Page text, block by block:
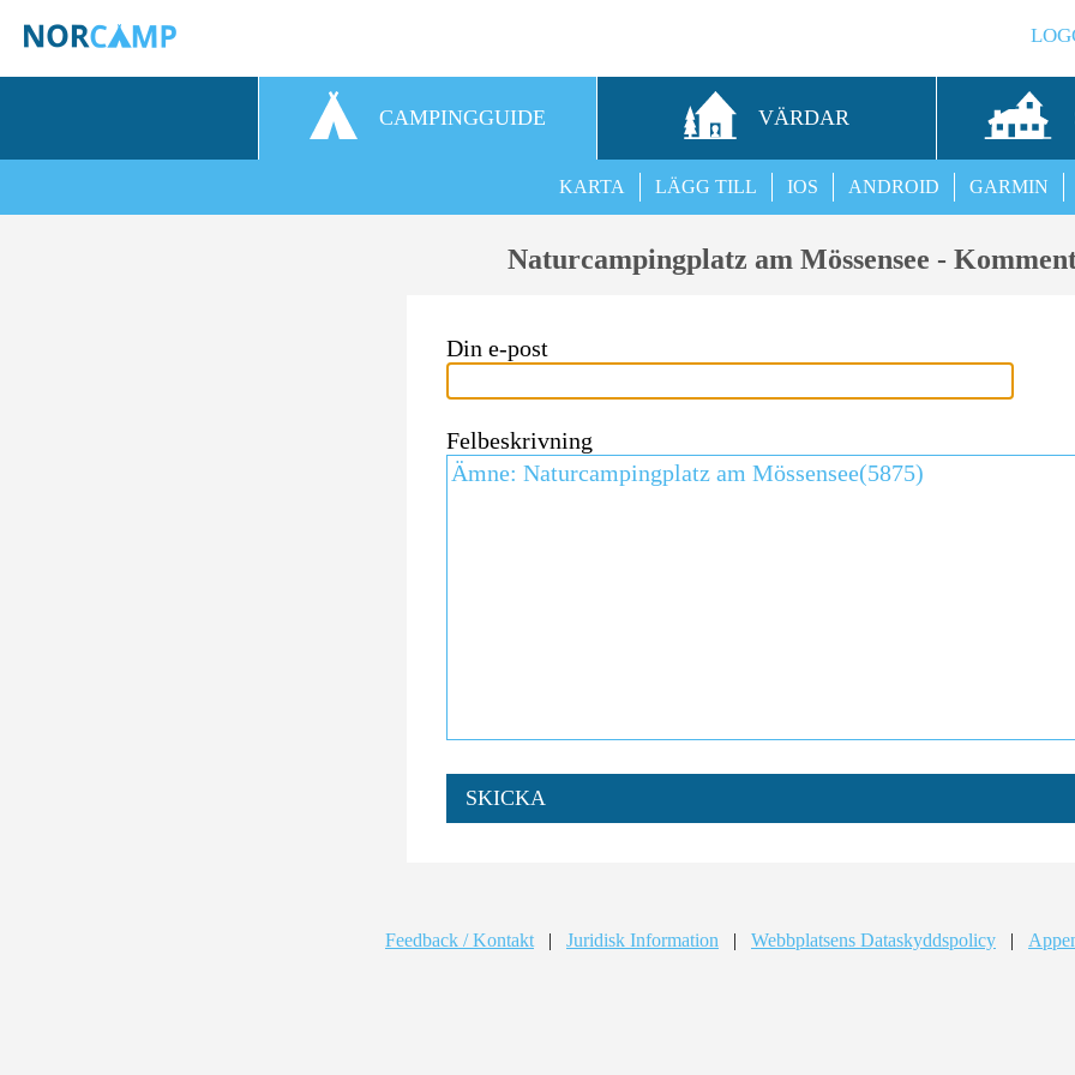
CAMPINGGUIDE VÄRDAR
GARMIN
ANDROID
IOS
LÄGG TILL
KARTA
Naturcampingplatz am Mössensee -
Din e-post
Felbeskrivning
SKICKA
Feedback / Kontakt | Juridisk Information | Webbplatsens Dataskyddspolicy |